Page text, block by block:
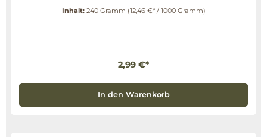
Inhalt: 240 Gramm (12,46 €* / 1000 Gramm)
2,99 €*
In den Warenkorb